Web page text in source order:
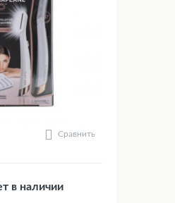
Сравнить
в наличии